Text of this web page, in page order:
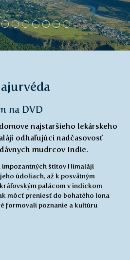
úporného kašľa, s
rady dva roky. A
som prestala mať
Bylinné elixíry na
ako dieťa v kolektíve
choroby a po začatí
jeho imunita značne
zlepšila.
Andrea, Praha